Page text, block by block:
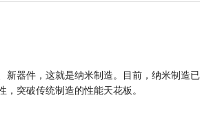
新器件，这就是纳米制造。目前，纳米制造
突破传统制造的性能天花板。